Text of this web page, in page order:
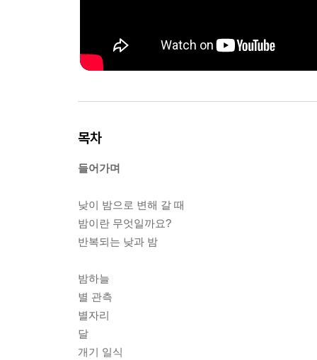
목차
들어가며
낮이 밤으로 변해 갈 때
밤이란 무엇일까요?
반복되는 낮과 밤
밤하늘
별 관측
별자리
달
개기 일식